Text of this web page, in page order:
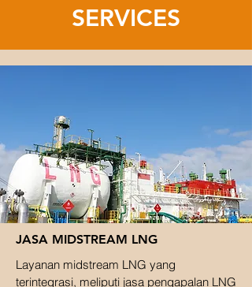
SERVICES
JASA MIDSTREAM LNG
Layanan midstream LNG yang
terintegrasi, meliputi jasa pengapalan LNG